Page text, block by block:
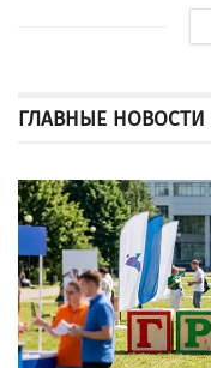
ГЛАВНЫЕ НОВОСТИ